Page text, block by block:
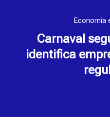
Economia
Carnaval
identifica